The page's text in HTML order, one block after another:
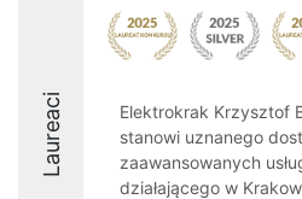
Laureaci
Elektrokrak Krzysztof
stanowi uznanego
zaawansowanych
działającego w